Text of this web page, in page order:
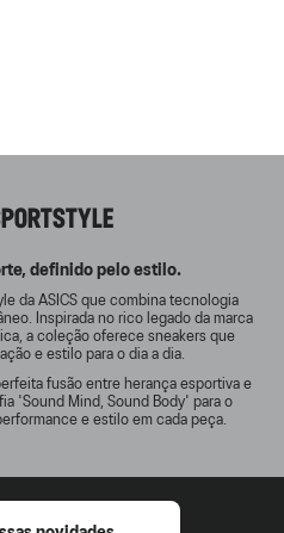
definido pelo estilo.
da ASICS que combina tecnologia
Inspirada no rico legado da marca
a coleção oferece sneakers que
e estilo para o dia a dia.
fusão entre herança esportiva e
'Sound Mind, Sound Body' para o
e estilo em cada peça.